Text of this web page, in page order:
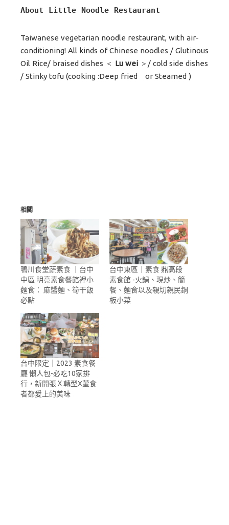
About Little Noodle Restaurant
Taiwanese vegetarian noodle restaurant, with air-
conditioning! All kinds of Chinese noodles / Glutinous
Oil Rice/ braised dishes ＜ Lu wei ＞/ cold side dishes
/ Stinky tofu (cooking :Deep fried or Steamed )
相關
鴨川食堂蔬素食 ｜台中
中區 明亮素食餐館裡小
麵食： 麻醬麵、筍干飯
必點
台中東區｜素食 鼎高段
素食館 -火鍋、現炒、簡
餐、麵食以及親切親民銅
板小菜
台中限定｜2023 素食餐
廳 懶人包-必吃10家排
行，新開張Ｘ轉型X葷食
者都愛上的美味